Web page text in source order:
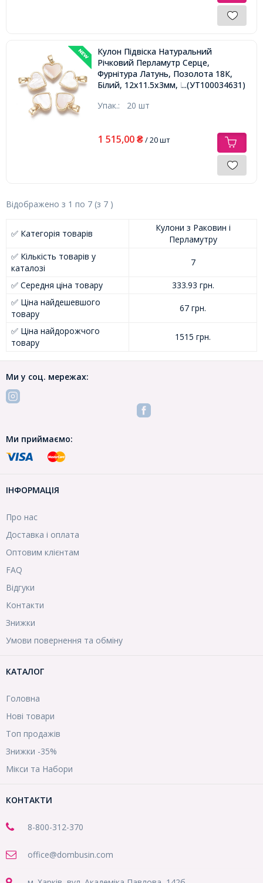
Кулон Підвіска Натуральний
Річковий Перламутр Серце,
Фурнітура Латунь, Позолота 18К,
Білий, 12х11.5х3мм, Відповідь
...(УТ100034631)
Упак.: 20 шт
1 515,00 ₴/ 20 шт
Відображено з 1 по 7 (з 7 )
✅ Категорія товарів
Кулони з Раковин і
Перламутру
✅ Кількість товарів у
каталозі
7
✅ Середня ціна товару
333.93 грн.
✅ Ціна найдешевшого
товару
67 грн.
✅ Ціна найдорожчого
товару
1515 грн.
Ми у соц. мережах:
Ми приймаємо:
ІНФОРМАЦІЯ
Про нас
Доставка і оплата
Оптовим клієнтам
FAQ
Відгуки
Контакти
Знижки
Умови повернення та обміну
КАТАЛОГ
Головна
Нові товари
Топ продажів
Знижки -35%
Мікси та Набори
КОНТАКТИ
8-800-312-370
office@dombusin.com